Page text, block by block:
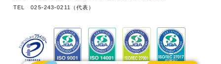
TEL 025-243-0211（代表）